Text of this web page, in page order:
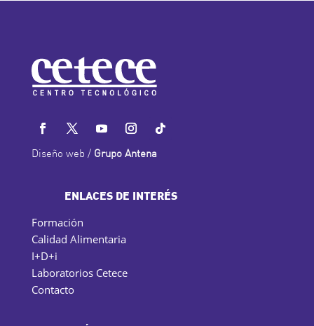
Diseño web / Grupo Antena
ENLACES DE INTERÉS
Formación
Calidad Alimentaria
I+D+i
Laboratorios Cetece
Contacto